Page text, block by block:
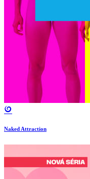
Naked Attraction